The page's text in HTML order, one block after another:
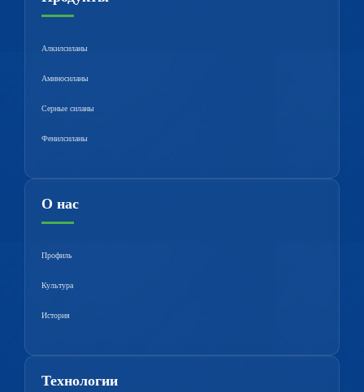
Алкилсиланы
Аминосиланы
Серные силаны
Фенилсиланы
О нас
Профиль
Культура
История
Технологии